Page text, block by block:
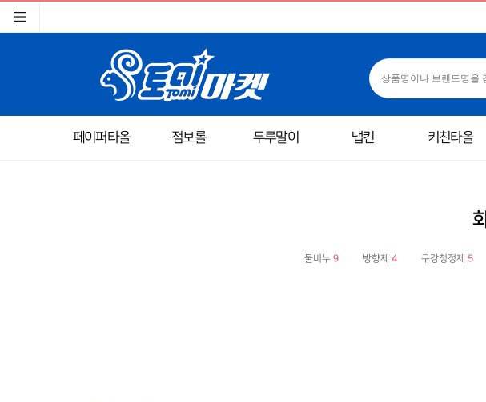
페이퍼타올 점보롤 두루말이 냅킨 키친타올
물비누 9 방향제 4 구강청정제 5